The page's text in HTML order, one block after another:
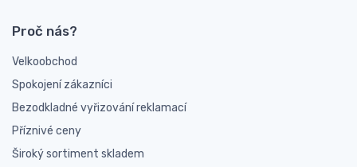
Proč nás?
Velkoobchod
Spokojení zákazníci
Bezodkladné vyřizování reklamací
Příznivé ceny
Široký sortiment skladem